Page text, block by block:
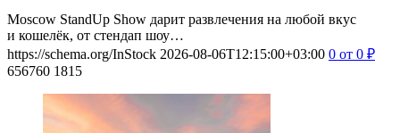
Moscow StandUp Show дарит развлечения на любой вкус
и кошелёк, от стендап шоу…
https://schema.org/InStock 2026-08-06T12:15:00+03:00 0 от 0 ₽
656760 1815